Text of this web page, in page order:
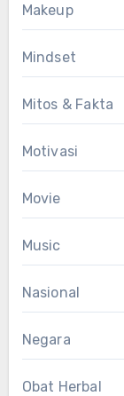
Makeup
Mindset
Mitos & Fakta
Motivasi
Movie
Music
Nasional
Negara
Obat Herbal